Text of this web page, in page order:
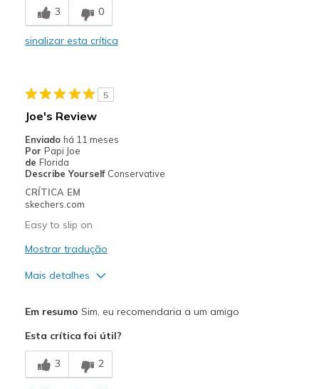
3 0
sinalizar esta crítica
5
Joe's Review
Enviado há 11 meses
Por Papi Joe
de Florida
Describe Yourself Conservative
CRÍTICA EM
skechers.com
Easy to slip on
Mostrar tradução
Mais detalhes
Comfortable
Contras
Em resumo Sim, eu recomendaria a um amigo
Esta crítica foi útil?
3 2